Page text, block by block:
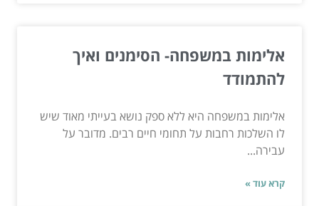
אלימות במשפחה- הסימנים ואיך
להתמודד
אלימות במשפחה היא ללא ספק נושא בעייתי מאוד שיש
לו השלכות רחבות על תחומי חיים רבים. מדובר על
עבירה...
קרא עוד »